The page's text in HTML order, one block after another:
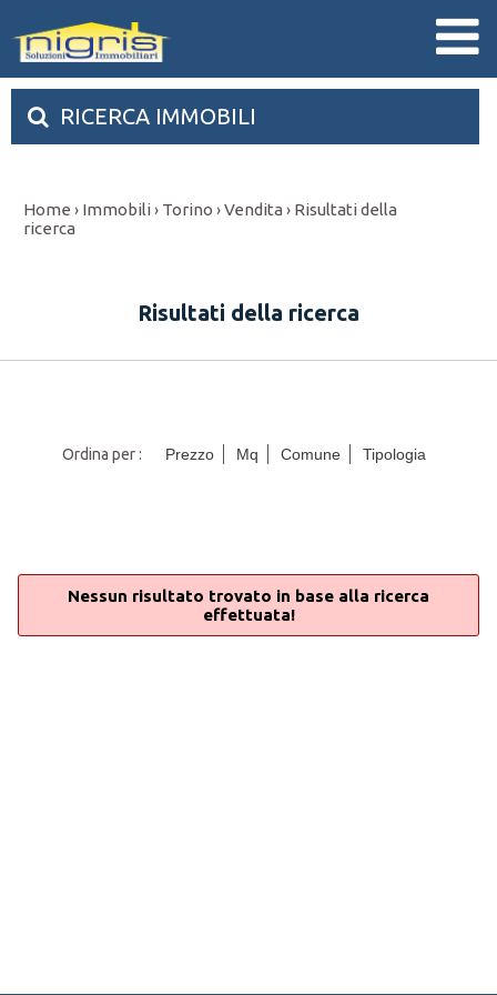
RICERCA IMMOBILI
Home › Immobili› Torino ›Vendita › Risultati della
ricerca
Risultati della ricerca
Ordina per : Prezzo Mq Comune Tipologia
Nessun risultato trovato in base alla ricerca
effettuata!